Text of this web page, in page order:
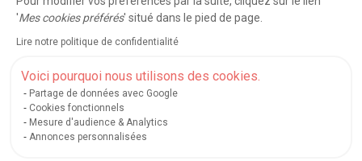
'Mes cookies préférés' situé dans le pied de page.
Lire notre politique de confidentialité
Voici pourquoi nous utilisons des cookies.
Partage de données avec Google
Cookies fonctionnels
Mesure d'audience & Analytics
Annonces personnalisées
Service après-vente| FAQ |Rappels de produits|Protection des données
Mentions légales et crédits Conditions générales de ventes
Nos moyens de paiement sécurisés